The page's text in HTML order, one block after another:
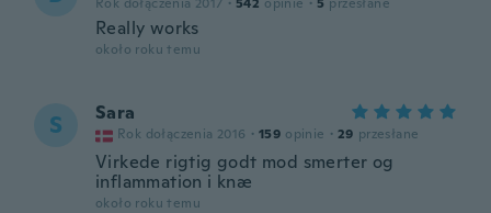
Really works
około roku temu
S Sara
Rok dołączenia 2016 · 159 opinie · 29 przesłane
Virkede rigtig godt mod smerter og
inflammation i knæ
około roku temu